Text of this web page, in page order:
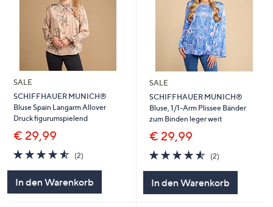
SALE
SCHIFFHAUER MUNICH®
Bluse Spain Langarm Allover
Druck figurumspielend
€ 29,99
4.5
von
(2)2
In den Warenkorb
SALE
SCHIFFHAUER MUNICH®
Bluse, 1/1-Arm Plissee Bänder
zum Binden leger weit
€ 29,99
4.5
von
(2)
In den Warenkorb